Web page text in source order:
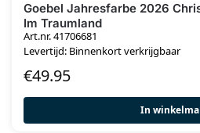
Goebel Jahresfarbe 2026
Im Traumland
Art.nr. 41706681
Levertijd: Binnenkort verkrijgbaar
€49.95
In